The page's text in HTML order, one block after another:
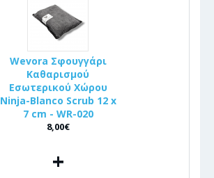
Wevora Σφουγγάρι
Καθαρισμού
Εσωτερικού Χώρου
Ninja-Blanco Scrub 12 x
7 cm - WR-020
8,00€
+